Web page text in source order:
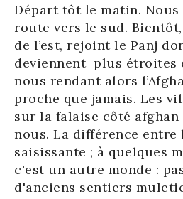
Départ tôt le matin.
route vers le sud.
de l’est, rejoint le Panj
deviennent plus étroites
nous rendant alors
proche que jamais. Les
sur la falaise côté
nous. La différence entre
saisissante ; à quelques
c'est un autre monde :
d'anciens sentiers